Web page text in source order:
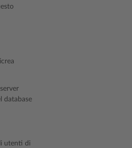
database
utenti di